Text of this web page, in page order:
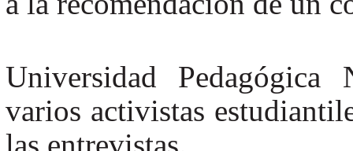
Universidad
varios activistas